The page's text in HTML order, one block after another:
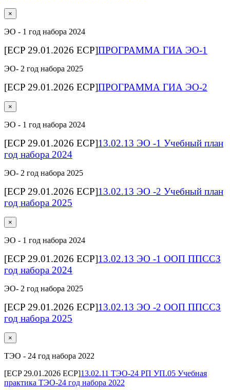
×
ЭО - 1 год набора 2024
[ECP 29.01.2026 ECP]ПРОГРАММА ГИА ЭО-1
ЭО- 2 год набора 2025
[ECP 29.01.2026 ECP]ПРОГРАММА ГИА ЭО-2
×
ЭО - 1 год набора 2024
[ECP 29.01.2026 ECP]13.02.13 ЭО -1 Учебный план
год набора 2024
ЭО- 2 год набора 2025
[ECP 29.01.2026 ECP]13.02.13 ЭО -2 Учебный план
год набора 2025
×
ЭО - 1 год набора 2024
[ECP 29.01.2026 ECP]13.02.13 ЭО -1 ООП ППССЗ
год набора 2024
ЭО- 2 год набора 2025
[ECP 29.01.2026 ECP]13.02.13 ЭО -2 ООП ППССЗ
год набора 2025
×
ТЭО - 24 год набора 2022
[ECP 29.01.2026 ECP]13.02.11 ТЭО-24 РП УП.05 Учебная
практика ТЭО-24 год набора 2022